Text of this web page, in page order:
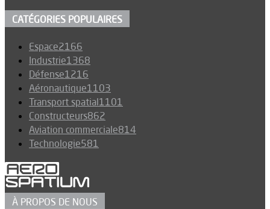
CATÉGORIES POPULAIRES
Espace2166
Industrie1368
Défense1216
Aéronautique1103
Transport spatial1101
Constructeurs862
Aviation commerciale814
Technologie581
À PROPOS DE NOUS